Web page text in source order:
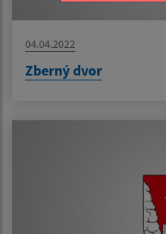
04.04.2022
Zberný dvor